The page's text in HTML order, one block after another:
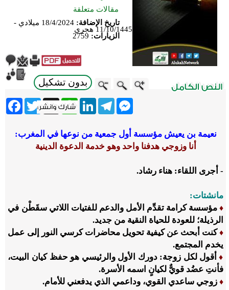
مقالات متعلقة
تاريخ الإضافة:
18/4/2024 ميلادي -
11/10/1445 هجري
الزيارات: 2759
بدون تشكيل
Twitter X
WhatsApp
LinkedInTelegram
Messenger
نعيمة بن يعيش مؤسسة أول جمعية من نوعها في المغرب:
أنا وزوجي هدفنا واحد وهو خدمة الدعوة الدينية
- أجرى اللقاء: هناء رشاد.
مانشتات:
♦مؤسسة كرامة تقدِّم الأمل والدعم للفتيات اللاتي سقَطْن في
الرذيلة؛ للعودة للحياة النقية من جديد.
♦كنت أبحث عن كيفية تحويل محاضرات كرسي النور إلى عمل
يخدم المجتمع.
♦ أقول لكل زوجة: دورك الأول والرئيسي هو حفظ كيان البيت،
فأنتِ عضُد قويٌّ لكيانٍ اسمه الأسرة.
♦ زوجي ساعدي القوي، وداعمي الذي يدفعني للأمام.